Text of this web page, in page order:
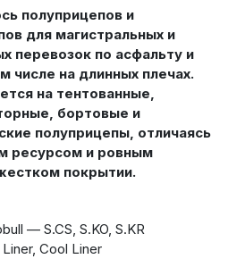
полуприцепов и
для магистральных и
перевозок по асфальту и
числе на длинных плечах.
на тентованные,
бортовые и
полуприцепы, отличаясь
ресурсом и ровным
покрытии.
— S.CS, S.KO, S.KR
Cool Liner